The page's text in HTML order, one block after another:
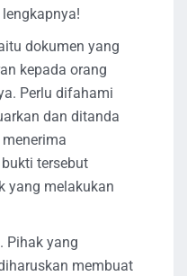
dokumen yang
kepada orang
Perlu difahami
dan ditanda
tersebut
yang melakukan
. Pihak yang
membuat